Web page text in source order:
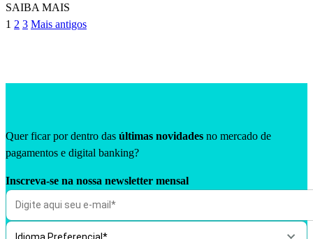
SAIBA MAIS
1 2 3 Mais antigos
Quer ficar por dentro das últimas novidades no mercado de
pagamentos e digital banking?
Inscreva-se na nossa newsletter mensal